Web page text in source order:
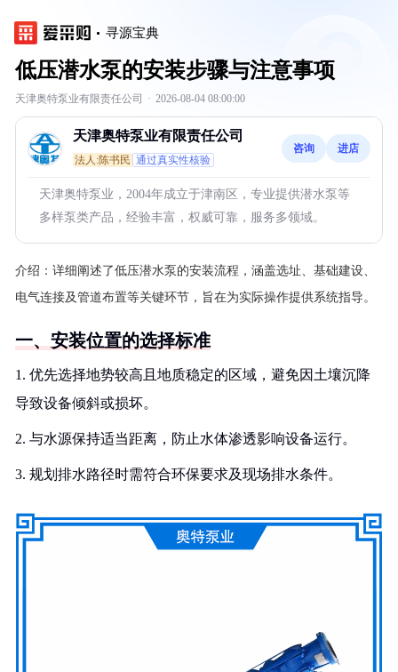
寻源宝典
低压潜水泵的安装步骤与注意事项
天津奥特泵业有限责任公司 · 2026-08-04 08:00:00
天津奥特泵业有限责任公司
法人:陈书民 通过真实性核验
咨询 进店
天津奥特泵业，2004年成立于津南区，专业提供潜水泵等
多样泵类产品，经验丰富，权威可靠，服务多领域。
介绍： 详细阐述了低压潜水泵的安装流程，涵盖选址、基础建设、
电气连接及管道布置等关键环节，旨在为实际操作提供系统指导。
一、安装位置的选择标准
1. 优先选择地势较高且地质稳定的区域，避免因土壤沉降
导致设备倾斜或损坏。
2. 与水源保持适当距离，防止水体渗透影响设备运行。
3. 规划排水路径时需符合环保要求及现场排水条件。